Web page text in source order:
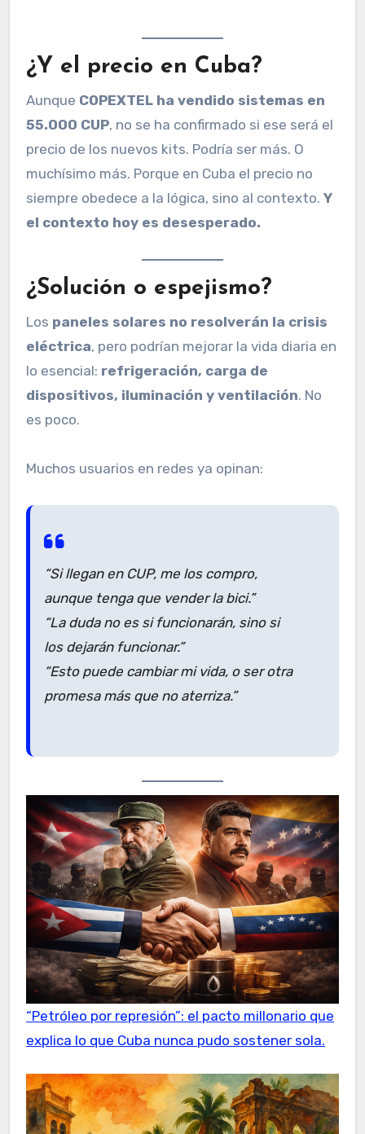
¿Y el precio en Cuba?
Aunque COPEXTEL ha vendido sistemas en
55.000 CUP, no se ha confirmado si ese será el
precio de los nuevos kits. Podría ser más. O
muchísimo más. Porque en Cuba el precio no
siempre obedece a la lógica, sino al contexto. Y
el contexto hoy es desesperado.
¿Solución o espejismo?
Los paneles solares no resolverán la crisis
eléctrica, pero podrían mejorar la vida diaria en
lo esencial: refrigeración, carga de
dispositivos, iluminación y ventilación. No
es poco.
Muchos usuarios en redes ya opinan:
“Si llegan en CUP, me los compro,
aunque tenga que vender la bici.”
“La duda no es si funcionarán, sino si
los dejarán funcionar.”
“Esto puede cambiar mi vida, o ser otra
promesa más que no aterriza.”
“Petróleo por represión”: el pacto millonario que
explica lo que Cuba nunca pudo sostener sola.